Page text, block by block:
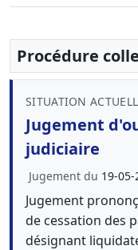
Procédure
SITUATION
Jugement
judiciaire
Jugement du 19-05-
Jugement
de cessation des
désignant